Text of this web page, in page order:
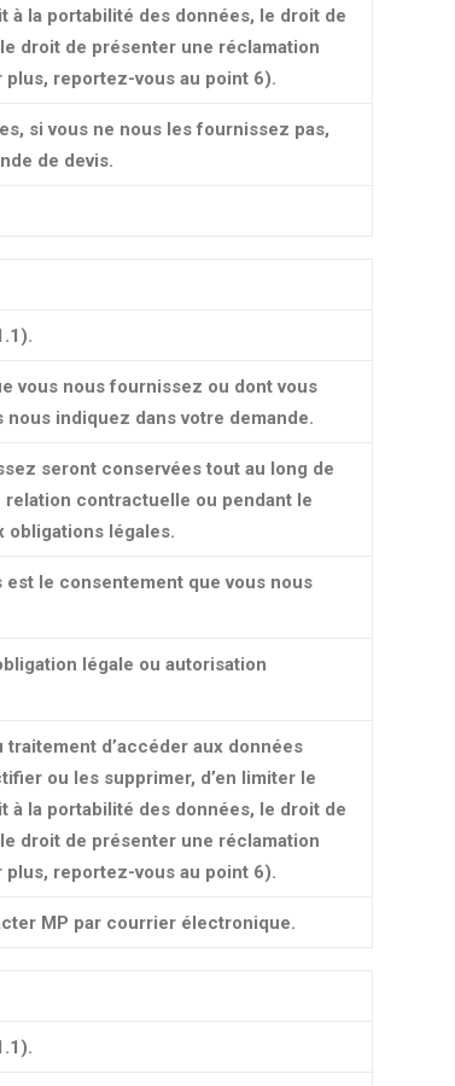
à la portabilité des données, le droit de
droit de présenter une réclamation
reportez-vous au point 6).
si vous ne nous les fournissez pas,
de devis.
vous nous fournissez ou dont vous
indiquez dans votre demande.
seront conservées tout au long de
relation contractuelle ou pendant le
obligations légales.
le consentement que vous nous
légale ou autorisation
d’accéder aux données
ou les supprimer, d’en limiter le
à la portabilité des données, le droit de
droit de présenter une réclamation
reportez-vous au point 6).
MP par courrier électronique.